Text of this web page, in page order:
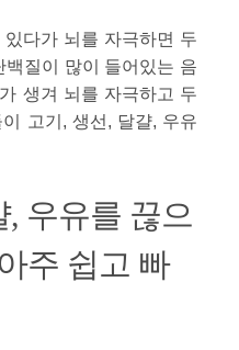
다가 뇌를 자극하면 두
질이 많이 들어있는 음
생겨 뇌를 자극하고 두
고기, 생선, 달걀, 우유
, 우유를 끊으
주 쉽고 빠